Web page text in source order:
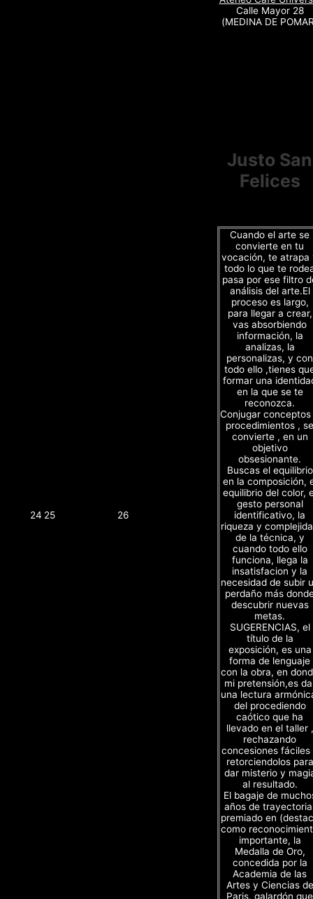
24 25 26
Calle Mayor 28
(MEDINA DE
Justo San
Felices
Cuando el arte se
convierte en tu
vocación, te atrapa
todo lo que te
pasa por ese filtro
análisis del arte.El
proceso es largo,
para llegar a crear,
vas absorbiendo
información, la
analizas, la
personalizas, y con
todo ello ,tienes
formar una
en la que se te
reconozca.
Conjugar
procedimientos , se
convierte , en un
objetivo
obsesionante.
Buscas el equilibrio
en la composición,
equilibrio del color,
gesto personal
identificativo, la
riqueza y
de la técnica, y
cuando todo ello
funciona, llega la
insatisfacion y la
necesidad de subir
perdaño más
descubrir nuevas
metas.
SUGERENCIAS, el
título de la
exposición, es una
forma de lenguaje
con la obra, en
mi pretensión,es
una lectura
del procediendo
caótico que ha
llevado en el taller ,
rechazando
concesiones fáciles
retorciendolos para
dar misterio y
al resultado.
El bagaje de
años de
premiado en
como
importante, la
Medalla de Oro,
concedida por la
Academia de las
Artes y Ciencias de
Paris, galardón que